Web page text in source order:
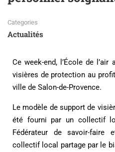
Categories
Actualités
Ce week-end, l’École de
visières de protection au
ville de Salon-de-Provence.
Le modèle de support de
été fourni par un collectif
Fédérateur de savoir-faire
collectif local partage par le